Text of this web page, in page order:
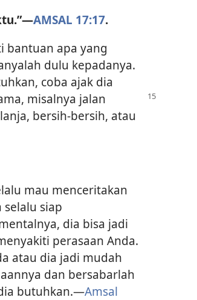
AMSAL 17:17.
bantuan apa yang
dulu kepadanya.
coba ajak dia
misalnya jalan
bersih-bersih, atau
mau menceritakan
selalu siap
dia bisa jadi
perasaan Anda.
atau dia jadi mudah
dan bersabarlah
butuhkan.​—Amsal